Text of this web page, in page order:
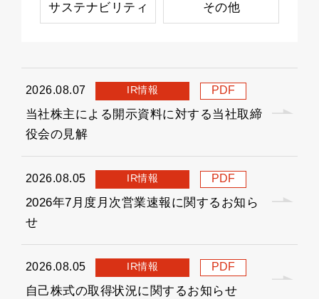
サステナビリティ その他
2026.08.07 IR情報 PDF
当社株主による開示資料に対する当社取締
役会の見解
2026.08.05 IR情報 PDF
2026年7月度月次営業速報に関するお知ら
せ
2026.08.05 IR情報 PDF
自己株式の取得状況に関するお知らせ